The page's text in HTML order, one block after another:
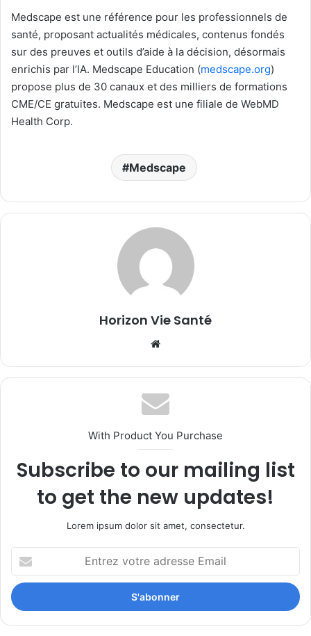
Medscape est une référence pour les professionnels de
santé, proposant actualités médicales, contenus fondés
sur des preuves et outils d’aide à la décision, désormais
enrichis par l’IA. Medscape Education (medscape.org)
propose plus de 30 canaux et des milliers de formations
CME/CE gratuites. Medscape est une filiale de WebMD
Health Corp.
Medscape
Horizon Vie Santé
With Product You Purchase
Subscribe to our mailing list
to get the new updates!
Lorem ipsum dolor sit amet, consectetur.
votre
adresse
Email